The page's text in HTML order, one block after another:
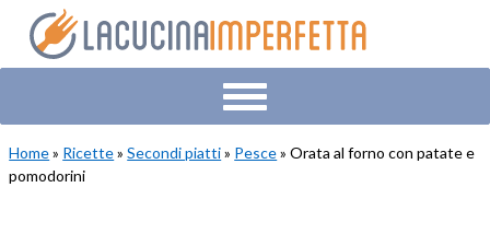
primary
main
primary
Home» Ricette»Secondi piatti» Pesce» Orata al forno con patate e
pomodorini